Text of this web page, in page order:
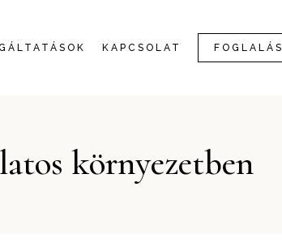
KAPCSOLAT FOGLALÁS
környezetben